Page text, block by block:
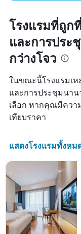
โรงแรมที่ถูก
และการประ
กว่างโจว
ในขณะนี้โรงแรมเ
และการประชุมนาน
เลือก หากคุณมีควา
เทียบราคา
แสดงโรงแรมทั้งหม